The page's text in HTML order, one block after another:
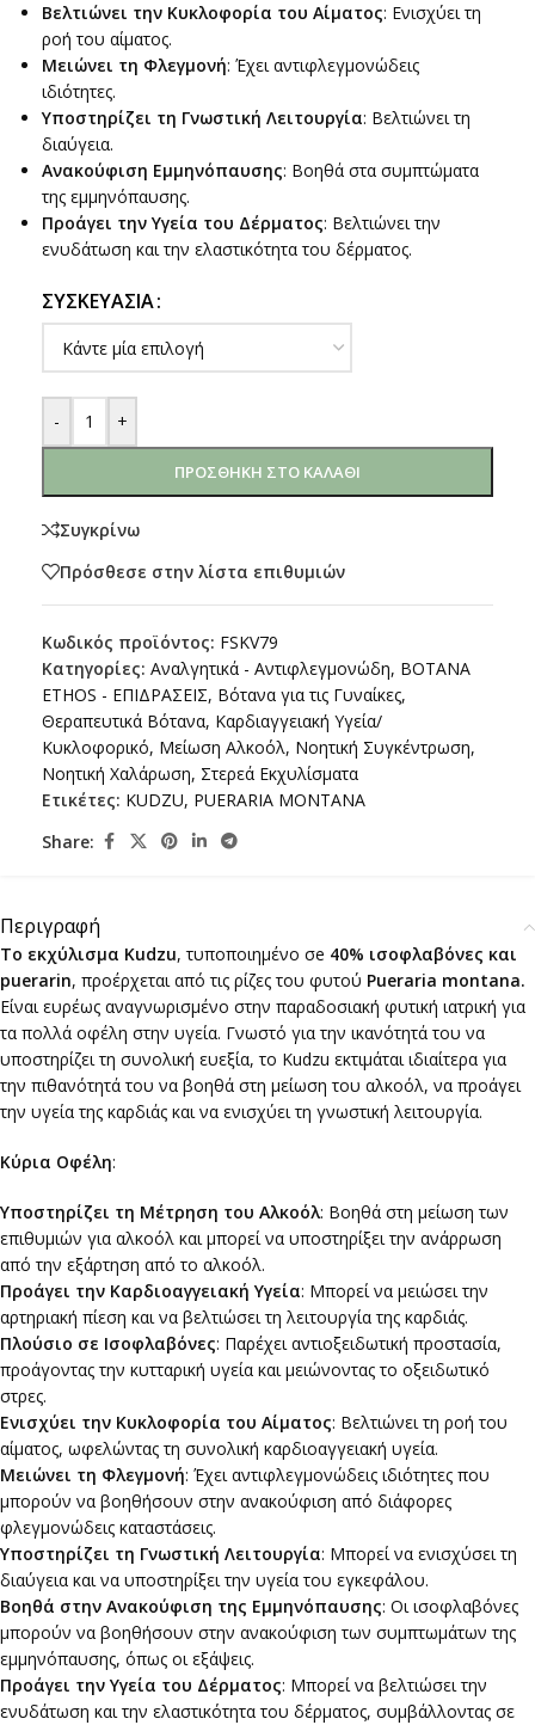
Βελτιώνει την Κυκλοφορία του Αίματος: Ενισχύει τη
ροή του αίματος.
Μειώνει τη Φλεγμονή: Έχει αντιφλεγμονώδεις
ιδιότητες.
Υποστηρίζει τη Γνωστική Λειτουργία: Βελτιώνει τη
διαύγεια.
Ανακούφιση Εμμηνόπαυσης: Βοηθά στα συμπτώματα
της εμμηνόπαυσης.
Προάγει την Υγεία του Δέρματος: Βελτιώνει την
ενυδάτωση και την ελαστικότητα του δέρματος.
ΣΥΣΚΕΥΑΣΊΑ
- +
ΠΡΟΣΘΉΚΗ ΣΤΟ ΚΑΛΆΘΙ
Συγκρίνω
Πρόσθεσε στην λίστα επιθυμιών
Κωδικός προϊόντος: FSKV79
Κατηγορίες: Αναλγητικά - Αντιφλεγμονώδη, ΒΟΤΑΝΑ
ETHOS - ΕΠΙΔΡΑΣΕΙΣ, Βότανα για τις Γυναίκες,
Θεραπευτικά Βότανα, Καρδιαγγειακή Υγεία/
Κυκλοφορικό, Μείωση Αλκοόλ, Νοητική Συγκέντρωση,
Νοητική Χαλάρωση, Στερεά Εκχυλίσματα
Ετικέτες: KUDZU, PUERARIA MONTANA
Share:
Περιγραφή
Το εκχύλισμα Kudzu, τυποποιημένο σe 40% ισοφλαβόνες και
puerarin, προέρχεται από τις ρίζες του φυτού Pueraria montana.
Eίναι ευρέως αναγνωρισμένο στην παραδοσιακή φυτική ιατρική για
τα πολλά οφέλη στην υγεία. Γνωστό για την ικανότητά του να
υποστηρίζει τη συνολική ευεξία, το Kudzu εκτιμάται ιδιαίτερα για
την πιθανότητά του να βοηθά στη μείωση του αλκοόλ, να προάγει
την υγεία της καρδιάς και να ενισχύει τη γνωστική λειτουργία.
Κύρια Οφέλη:
Υποστηρίζει τη Μέτρηση του Αλκοόλ: Βοηθά στη μείωση των
επιθυμιών για αλκοόλ και μπορεί να υποστηρίξει την ανάρρωση
από την εξάρτηση από το αλκοόλ.
Προάγει την Καρδιοαγγειακή Υγεία: Μπορεί να μειώσει την
αρτηριακή πίεση και να βελτιώσει τη λειτουργία της καρδιάς.
Πλούσιο σε Ισοφλαβόνες: Παρέχει αντιοξειδωτική προστασία,
προάγοντας την κυτταρική υγεία και μειώνοντας το οξειδωτικό
στρες.
Ενισχύει την Κυκλοφορία του Αίματος: Βελτιώνει τη ροή του
αίματος, ωφελώντας τη συνολική καρδιοαγγειακή υγεία.
Μειώνει τη Φλεγμονή: Έχει αντιφλεγμονώδεις ιδιότητες που
μπορούν να βοηθήσουν στην ανακούφιση από διάφορες
φλεγμονώδεις καταστάσεις.
Υποστηρίζει τη Γνωστική Λειτουργία: Μπορεί να ενισχύσει τη
διαύγεια και να υποστηρίξει την υγεία του εγκεφάλου.
Βοηθά στην Ανακούφιση της Εμμηνόπαυσης: Οι ισοφλαβόνες
μπορούν να βοηθήσουν στην ανακούφιση των συμπτωμάτων της
εμμηνόπαυσης, όπως οι εξάψεις.
Προάγει την Υγεία του Δέρματος: Μπορεί να βελτιώσει την
ενυδάτωση και την ελαστικότητα του δέρματος, συμβάλλοντας σε